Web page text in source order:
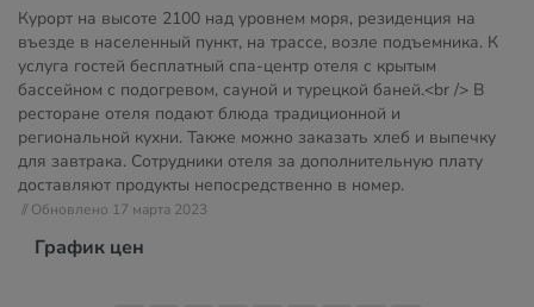
Курорт на высоте 2100 над уровнем моря, резиденция на
въезде в населенный пункт, на трассе, возле подъемника. К
услуга гостей бесплатный спа-центр отеля с крытым
бассейном с подогревом, сауной и турецкой баней.<br /> В
ресторане отеля подают блюда традиционной и
региональной кухни. Также можно заказать хлеб и выпечку
для завтрака. Сотрудники отеля за дополнительную плату
доставляют продукты непосредственно в номер.
// Обновлено 17 марта 2023
График цен